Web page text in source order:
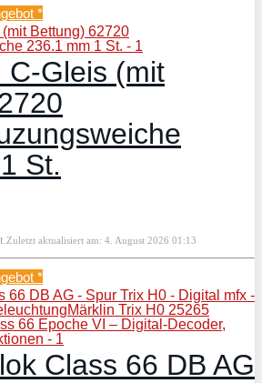
*
C-Gleis (mit
St.
Zuletzt aktualisiert am: 4. August 2026 01:13
*
Class 66 DB AG